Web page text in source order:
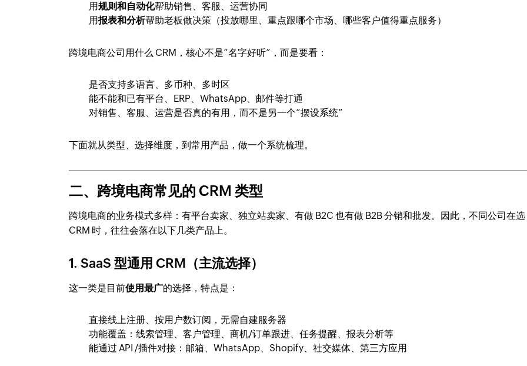
用规则和自动化帮助销售、客服、运营协同
用报表和分析帮助老板做决策（投放哪里、重点跟哪个市场、哪些客户值得重点服务）
跨境电商公司用什么 CRM，核心不是“名字好听”，而是要看：
是否支持多语言、多币种、多时区
能不能和已有平台、ERP、WhatsApp、邮件等打通
对销售、客服、运营是否真的有用，而不是另一个“摆设系统”
下面就从类型、选择维度，到常用产品，做一个系统梳理。
二、跨境电商常见的 CRM 类型
跨境电商的业务模式多样：有平台卖家、独立站卖家、有做 B2C 也有做 B2B 分销和批发。因此，不同公司在选
CRM 时，往往会落在以下几类产品上。
1. SaaS 型通用 CRM（主流选择）
这一类是目前使用最广的选择，特点是：
直接线上注册、按用户数订阅，无需自建服务器
功能覆盖：线索管理、客户管理、商机/订单跟进、任务提醒、报表分析等
能通过 API /插件对接：邮箱、WhatsApp、Shopify、社交媒体、第三方应用